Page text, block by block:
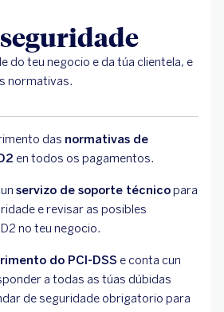
do teu negocio e da túa clientela, e
normativas.
das normativas de
en todos os pagamentos.
servizo de soporte técnicopara
e revisar as posibles
no teu negocio.
do PCI-DSS e conta cun
a todas as túas dúbidas
de seguridade obrigatorio para